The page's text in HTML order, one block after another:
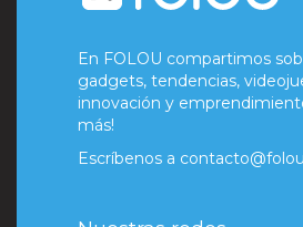
En FOLOU compartimos
gadgets, tendencias,
innovación y
más!
Escríbenos a